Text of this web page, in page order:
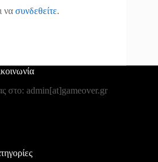
να συνδεθείτε.
στο: admin[at]gameover.gr